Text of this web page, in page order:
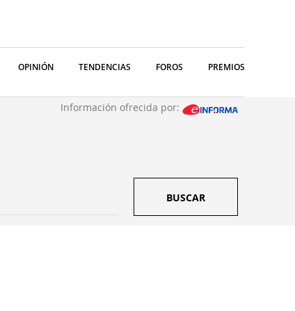
OPINIÓN TENDENCIAS FOROS PREMIOS
Información ofrecida por:
BUSCAR